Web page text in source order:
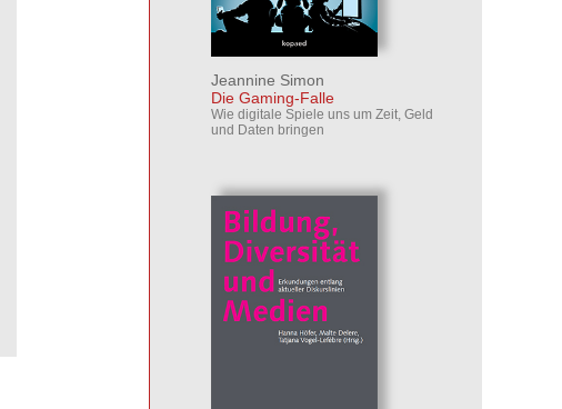
Jeannine Simon
Die Gaming-Falle
Wie digitale Spiele uns um Zeit, Geld
und Daten bringen